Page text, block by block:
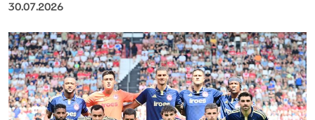
30.07.2026